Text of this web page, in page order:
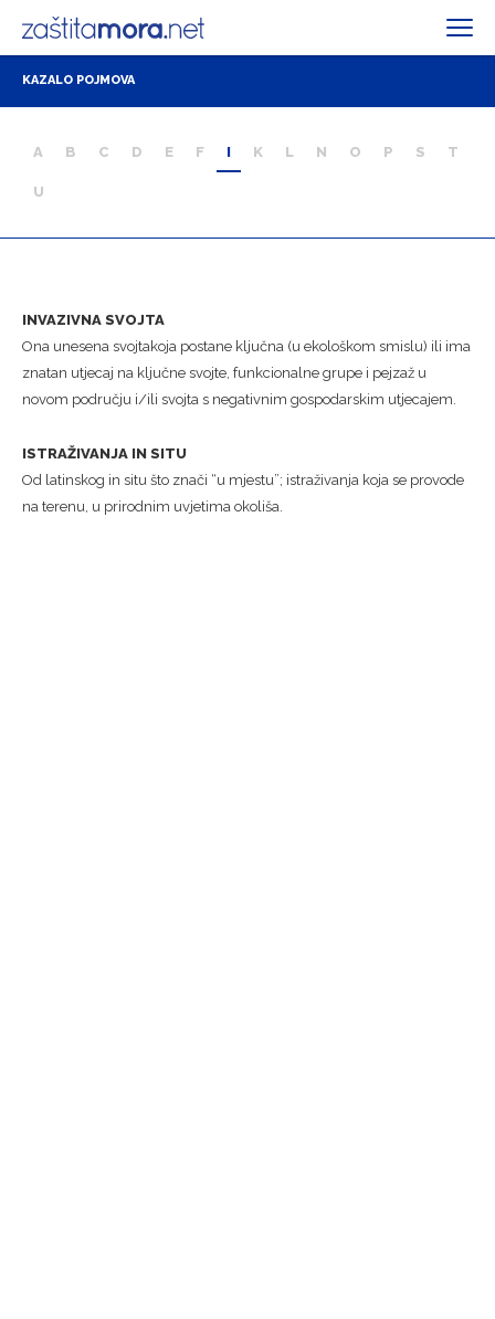
KAZALO POJMOVA
A B C D E F I K L N O P S T
U
INVAZIVNA SVOJTA
Ona unesena svojtakoja postane ključna (u ekološkom smislu) ili ima
znatan utjecaj na ključne svojte, funkcionalne grupe i pejzaž u
novom području i/ili svojta s negativnim gospodarskim utjecajem.
ISTRAŽIVANJA IN SITU
Od latinskog in situ što znači “u mjestu”; istraživanja koja se provode
na terenu, u prirodnim uvjetima okoliša.